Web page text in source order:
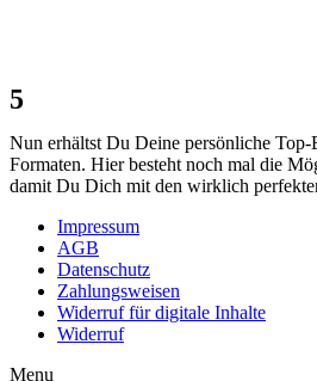
5
Nun erhältst Du Deine persönliche
Formaten. Hier besteht noch mal die
damit Du Dich mit den wirklich
Impressum
AGB
Datenschutz
Zahlungsweisen
Widerruf für digitale Inhalte
Widerruf
Menu